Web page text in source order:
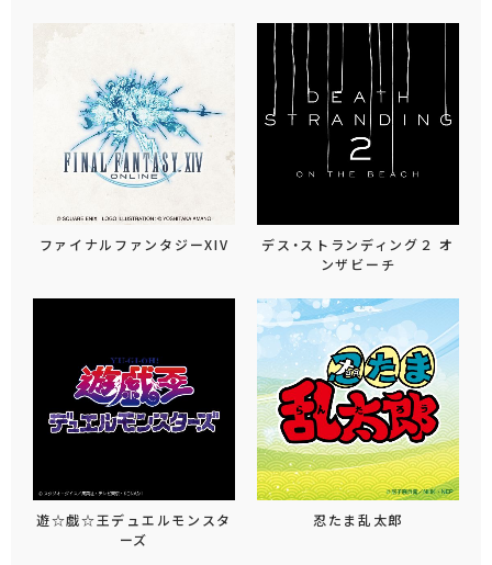
ファイナルファンタジーXIV
デス・ストランディング２ オ
ンザビーチ
遊☆戯☆王デュエルモンスタ
ーズ
忍たま乱太郎